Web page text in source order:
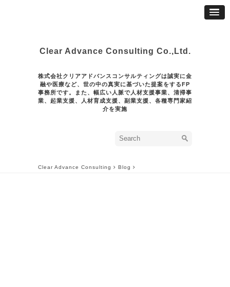
Clear Advance Consulting Co.,Ltd.
株式会社クリアアドバンスコンサルティングは誠実に金
融や医療など、世の中の真実に基づいた提案をするFP
事務所です。また、幅広い人脈で人材支援事業、清掃事
業、起業支援、人材育成支援、副業支援、各種専門家紹
介を実施
Clear Advance Consulting Blog